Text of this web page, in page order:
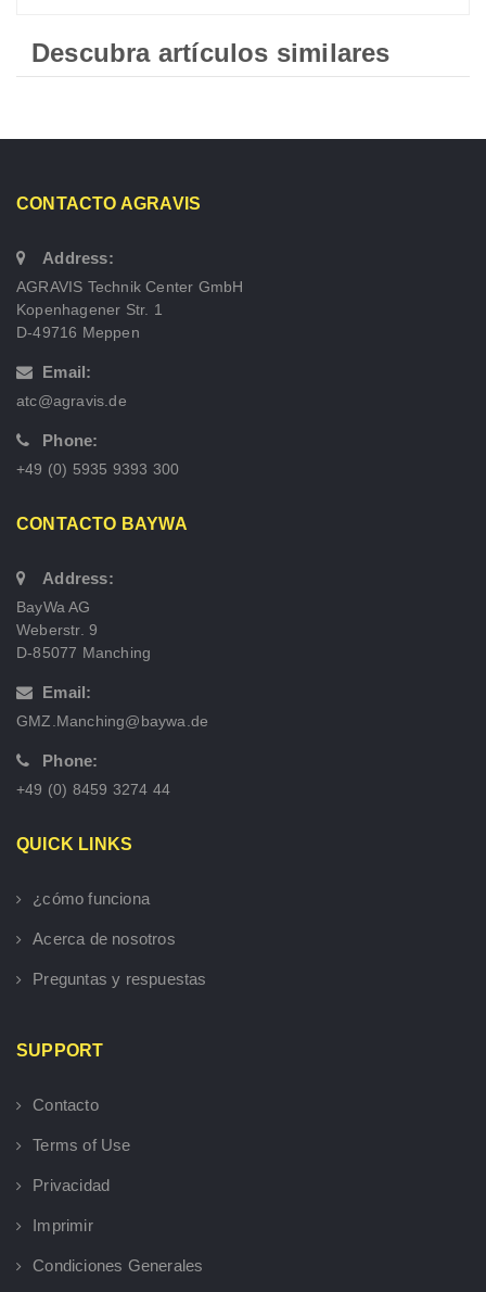
Descubra artículos similares
CONTACTO AGRAVIS
Address:
AGRAVIS Technik Center GmbH
Kopenhagener Str. 1
D-49716 Meppen
Email:
atc@agravis.de
Phone:
+49 (0) 5935 9393 300
CONTACTO BAYWA
Address:
BayWa AG
Weberstr. 9
D-85077 Manching
Email:
GMZ.Manching@baywa.de
Phone:
+49 (0) 8459 3274 44
QUICK LINKS
¿cómo funciona
Acerca de nosotros
Preguntas y respuestas
SUPPORT
Contacto
Terms of Use
Privacidad
Imprimir
Condiciones Generales